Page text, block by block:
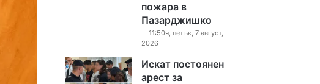
пожара в
Пазарджишко
11:50ч, петък, 7 август,
2026
Искат постоянен
арест за